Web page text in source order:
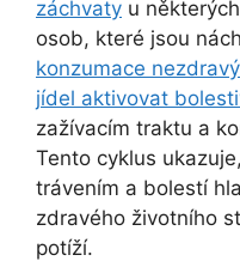
záchvaty u
osob, které jsou
konzumace
jídel aktivovat
zažívacím traktu a
Tento cyklus
trávením a bolestí
zdravého životního
potíží.